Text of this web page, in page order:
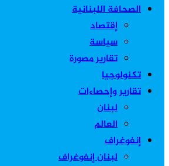
الصحافة اللبنانية
إقتصاد
سياسة
تقارير مصورة
تكنولوجيا
تقارير وإحصاءات
لبنان
العالم
إنفوغراف
لبنان إنفوغراف